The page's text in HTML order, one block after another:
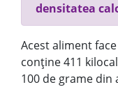
densitatea
Acest aliment
conține 411
100 de grame din